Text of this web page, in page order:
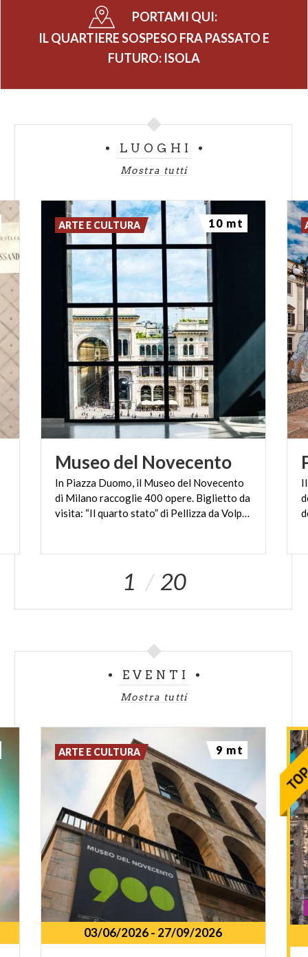
PORTAMI QUI:
IL QUARTIERE SOSPESO FRA PASSATO E
FUTURO: ISOLA
LUOGHI
Mostra tutti
Museodel Novecento
In Piazza Duomo, il Museo del Novecento
di Milano raccoglie 400 opere. Biglietto da
visita: “Il quarto stato” di Pellizza da Volpedo
ARTE E CULTURA 10 mt
1 20
EVENTI
Mostra tutti
03/06/2026- 27/09/2026
ARTE E CULTURA 9 mt